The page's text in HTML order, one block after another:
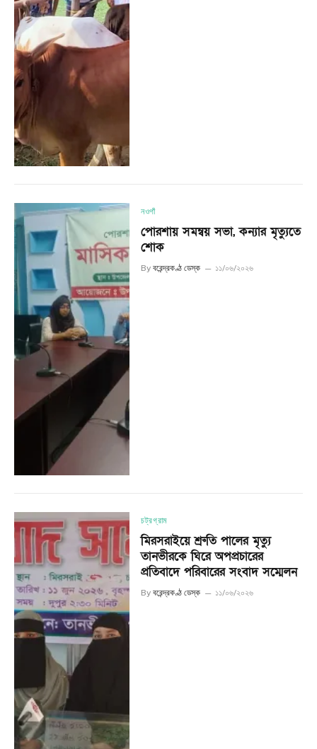
নওগাঁ
পোরশায় সমন্বয় সভা, কন্যার মৃত্যুতে
শোক
By বরেন্দ্রকণ্ঠ ডেস্ক ১১/০৬/২০২৬
চট্রগ্রাম
মিরসরাইয়ে শ্রুতি পালের মৃত্যু
তানভীরকে ঘিরে অপপ্রচারের
প্রতিবাদে পরিবারের সংবাদ সম্মেলন
By বরেন্দ্রকণ্ঠ ডেস্ক ১১/০৬/২০২৬